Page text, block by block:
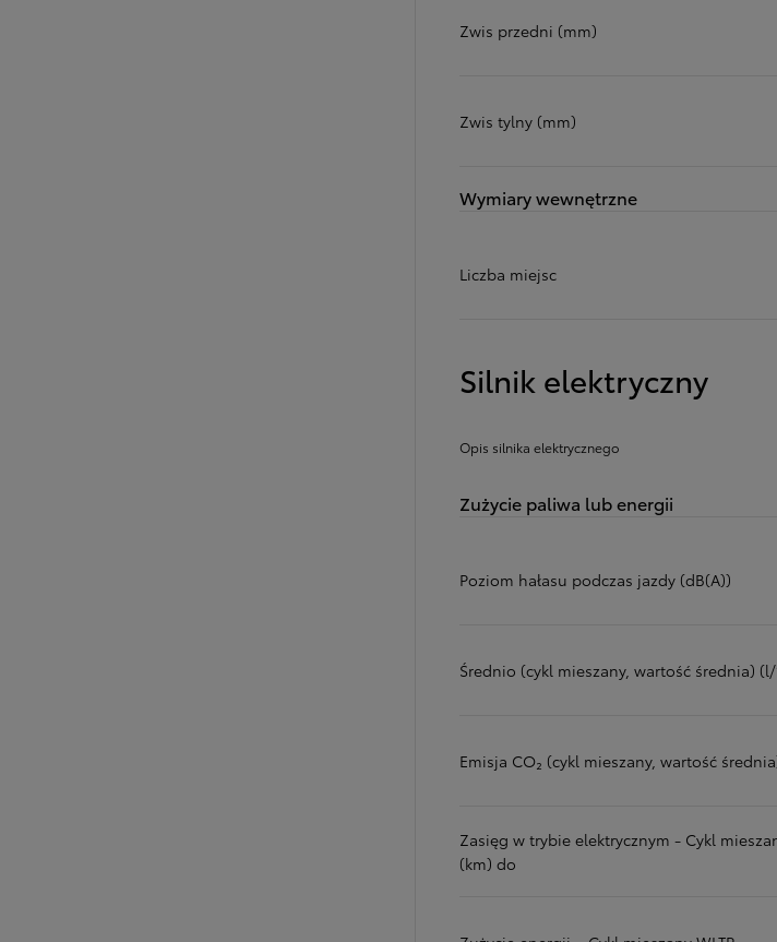
Zwis przedni (mm)
Zwis tylny (mm)
Wymiary wewnętrzne
Liczba miejsc
Silnik elektryczny
Opis silnika elektrycznego
Zużycie paliwa lub energii
Poziom hałasu podczas jazdy (dB(A))
Średnio (cykl mieszany, wartość średnia) (l/
Emisja CO₂ (cykl mieszany, wartość
Zasięg w trybie elektrycznym - Cykl
(km) do